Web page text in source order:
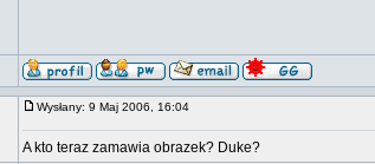
Wysłany: 9 Maj 2006, 16:04
A kto teraz zamawia obrazek? Duke?